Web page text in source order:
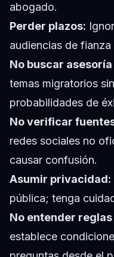
abogado.
Perder plazos:
audiencias de
No buscar
temas migratorios
probabilidades de
No verificar
redes sociales no
causar confusión.
Asumir privacidad:
pública; tenga
No entender
establece